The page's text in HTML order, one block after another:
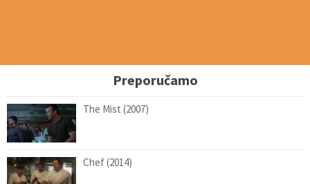
Preporučamo
The Mist (2007)
Chef (2014)